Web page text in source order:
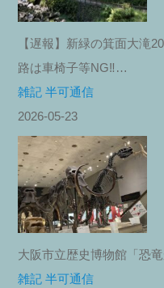
【遅報】新緑の箕面大滝
路は車椅子等NG‼︎…
雑記 半可通信
2026-05-23
大阪市立歴史博物館「恐
雑記 半可通信